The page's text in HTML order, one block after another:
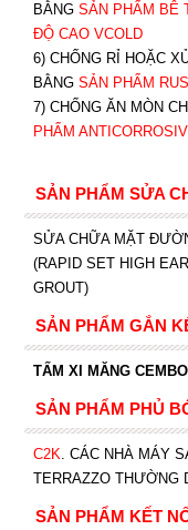
BẰNG SẢN PHẨM BÊ
ĐỘ CAO VCOLD
6) CHỐNG RỈ HOẶC
BẰNG SẢN PHẨM
7) CHỐNG ĂN MÒN
PHẨM
SẢN PHẨM SỬA
SỬA CHỮA MẶT
(RAPID SET HIGH
GROUT)
SẢN PHẨM GẮN
TẤM XI MĂNG
SẢN PHẨM PHỦ
C2K. CÁC NHÀ MÁY
TERRAZZO THƯỜNG
SẢN PHẨM KẾT